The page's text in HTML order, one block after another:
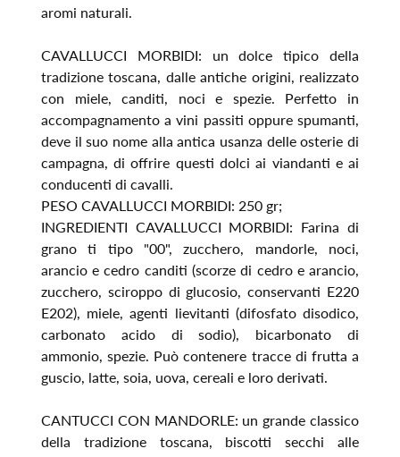
aromi naturali.
CAVALLUCCI MORBIDI: un dolce tipico della
tradizione toscana, dalle antiche origini, realizzato
con miele, canditi, noci e spezie. Perfetto in
accompagnamento a vini passiti oppure spumanti,
deve il suo nome alla antica usanza delle osterie di
campagna, di offrire questi dolci ai viandanti e ai
conducenti di cavalli.
PESO CAVALLUCCI MORBIDI: 250 gr;
INGREDIENTI CAVALLUCCI MORBIDI: Farina di
grano ti tipo "00", zucchero, mandorle, noci,
arancio e cedro canditi (scorze di cedro e arancio,
zucchero, sciroppo di glucosio, conservanti E220
E202), miele, agenti lievitanti (difosfato disodico,
carbonato acido di sodio), bicarbonato di
ammonio, spezie. Può contenere tracce di frutta a
guscio, latte, soia, uova, cereali e loro derivati.
CANTUCCI CON MANDORLE: un grande classico
della tradizione toscana, biscotti secchi alle